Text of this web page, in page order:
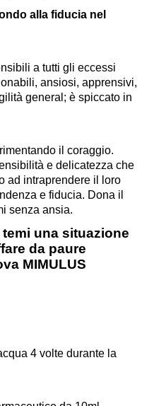
alla fiducia nel
a tutti gli eccessi
ansiosi, apprensivi,
general; è spiccato in
il coraggio.
e delicatezza che
ad intraprendere il loro
e fiducia. Dona il
senza ansia.
una situazione
da paure
MIMULUS
4 volte durante la